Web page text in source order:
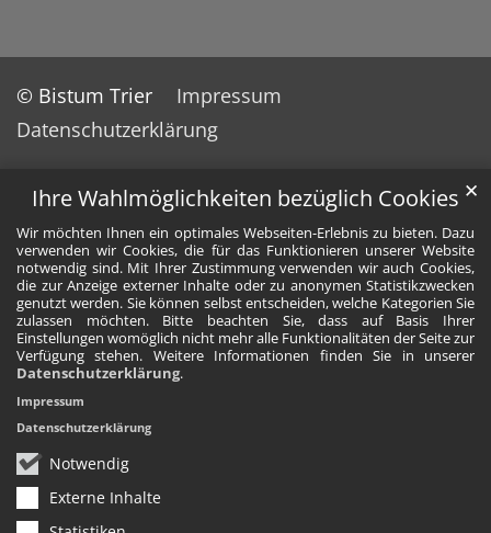
Ihre Wahlmöglichkeiten bezüglich Cookies
Wir möchten Ihnen ein optimales Webseiten-Erlebnis zu bieten. Dazu
verwenden wir Cookies, die für das Funktionieren unserer Website
notwendig sind. Mit Ihrer Zustimmung verwenden wir auch Cookies,
die zur Anzeige externer Inhalte oder zu anonymen Statistikzwecken
genutzt werden. Sie können selbst entscheiden, welche Kategorien Sie
zulassen möchten. Bitte beachten Sie, dass auf Basis Ihrer
Einstellungen womöglich nicht mehr alle Funktionalitäten der Seite zur
Verfügung stehen. Weitere Informationen finden Sie in unserer
Datenschutzerklärung.
Notwendig
Externe Inhalte
✕
Impressum
Datenschutzerklärung
© Bistum Trier
Impressum
Datenschutzerklärung